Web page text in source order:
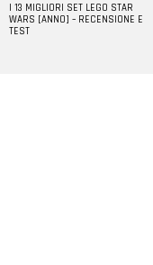
I 13 MIGLIORI SET LEGO STAR
WARS [ANNO] – RECENSIONE E
TEST